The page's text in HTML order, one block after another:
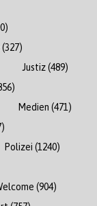
(327)
Justiz(489)
Medien (471)
Polizei (1240)
(904)